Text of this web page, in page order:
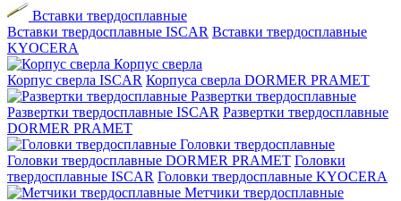
Вставки твердосплавные
Вставки твердосплавные ISCAR Вставки твердосплавные
KYOCERA
Корпус сверла
Корпус сверла ISCAR Корпуса сверла DORMER PRAMET
Развертки твердосплавные
Развертки твердосплавные ISCAR Развертки твердосплавные
DORMER PRAMET
Головки твердосплавные
Головки твердосплавные DORMER PRAMET Головки
твердосплавные ISCAR Головки твердосплавные KYOCERA
Метчики твердосплавные